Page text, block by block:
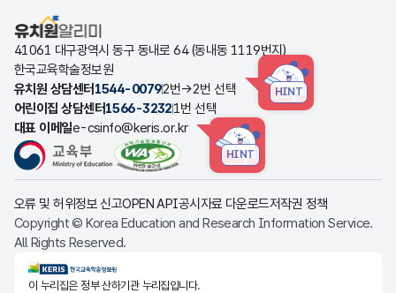
유치원알리미
41061 대구광역시 동구 동내로 64 (동내동 1119번지)
한국교육학술정보원
유치원 상담센터 1544-00792번→2번 선택 HINT
어린이집 상담센터1566-32321번 선택
대표 이메일e-csinfo@keris.or.kr
HINT
오류 및 허위정보 신고OPEN API공시자료 다운로드저작권 정책
Copyright © Korea Education and Research Information Service.
All Rights Reserved.
KERIS한국교육학술정보원
이 누리집은 정부 산하기관 누리집입니다.